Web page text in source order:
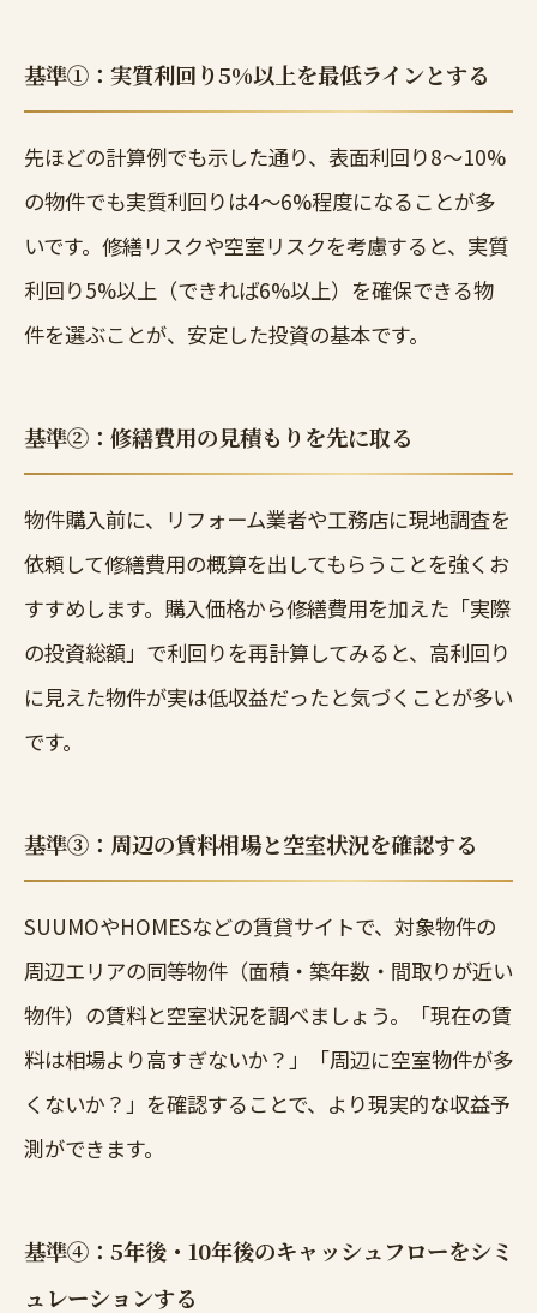
基準①：実質利回り5%以上を最低ラインとする
先ほどの計算例でも示した通り、表面利回り8〜10%
の物件でも実質利回りは4〜6%程度になることが多
いです。修繕リスクや空室リスクを考慮すると、実質
利回り5%以上（できれば6%以上）を確保できる物
件を選ぶことが、安定した投資の基本です。
基準②：修繕費用の見積もりを先に取る
物件購入前に、リフォーム業者や工務店に現地調査を
依頼して修繕費用の概算を出してもらうことを強くお
すすめします。購入価格から修繕費用を加えた「実際
の投資総額」で利回りを再計算してみると、高利回り
に見えた物件が実は低収益だったと気づくことが多い
です。
基準③：周辺の賃料相場と空室状況を確認する
SUUMOやHOMESなどの賃貸サイトで、対象物件の
周辺エリアの同等物件（面積・築年数・間取りが近い
物件）の賃料と空室状況を調べましょう。「現在の賃
料は相場より高すぎないか？」「周辺に空室物件が多
くないか？」を確認することで、より現実的な収益予
測ができます。
基準④：5年後・10年後のキャッシュフローをシミ
ュレーションする